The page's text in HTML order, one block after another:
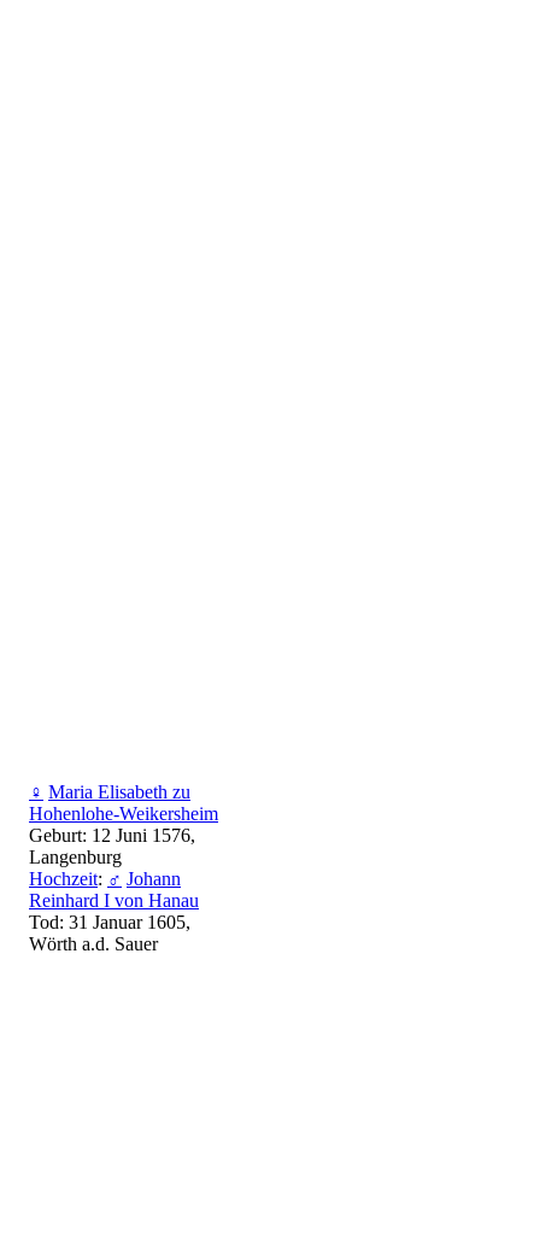
♀ Maria Elisabeth zu
Hohenlohe-Weikersheim
Geburt: 12 Juni 1576,
Langenburg
Hochzeit: ♂ Johann
Reinhard I von Hanau
Tod: 31 Januar 1605,
Wörth a.d. Sauer